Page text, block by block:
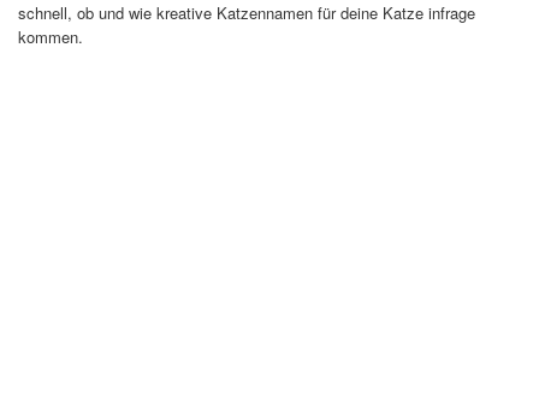
schnell, ob und wie kreative Katzennamen für deine Katze infrage
kommen.